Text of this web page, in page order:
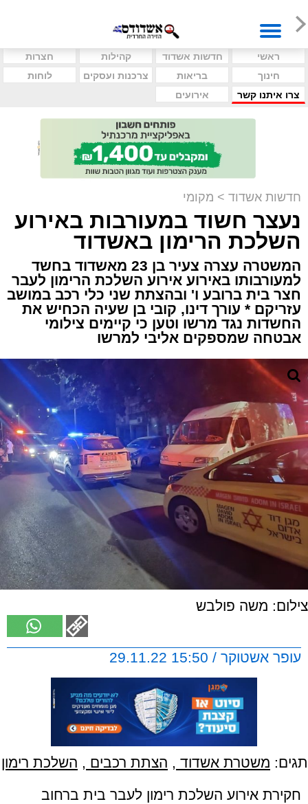
ראשי חדשות אשדוד קהילות
חצרות
חינוך
בריאות צרכנות ועסקים
לוחות
צרו איתנו קשר
אירועים
חדשות אשדוד > מקומי
נעצר חשוד במעורבות באירוע
השלכת הרימון באשדוד
המשטרה עצרה צעיר בן 23 מאשדוד בחשד
למעורבותו באירוע אירוע השלכת הרימון לעבר
חצר בית ברובע ו' ובהצתת שני כלי רכב במושב
עזריקם * עורך דינו, קובי בן שעיה הכחיש את
החשדות נגד מרשו וטען כי קיימים צילומי
אבטחה שמספקים אליבי למרשו
צילום: משה פולבש
עופר אשטוקר / 15:50 29.11.22
תגים: משטרת אשדוד , הצתת רכבים , השלכת רימון
חקירת אירוע השלכת רימון לעבר בית ברחוב